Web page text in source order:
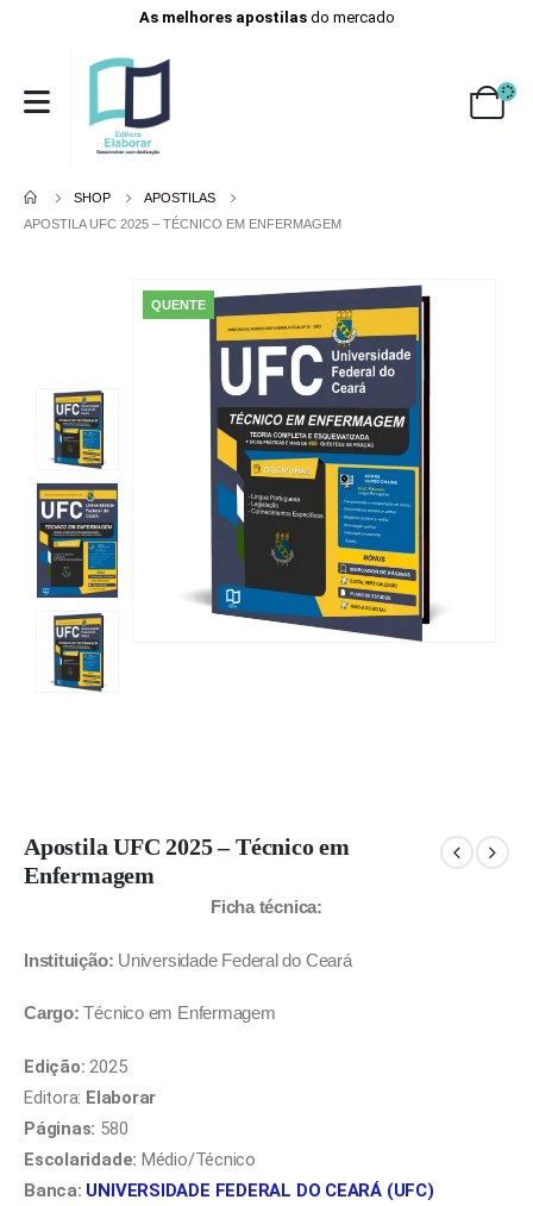
As melhores apostilasdo mercado
SHOP
APOSTILAS
APOSTILA UFC 2025 – TÉCNICO EM ENFERMAGEM
QUENTE
Apostila UFC 2025 – Técnico em
Enfermagem
Ficha técnica:
Instituição: Universidade Federal do Ceará
Cargo:Técnico em Enfermagem
Edição:2025
Editora: Elaborar
Páginas: 580
Escolaridade: Médio/Técnico
Banca: UNIVERSIDADE FEDERAL DO CEARÁ (UFC)